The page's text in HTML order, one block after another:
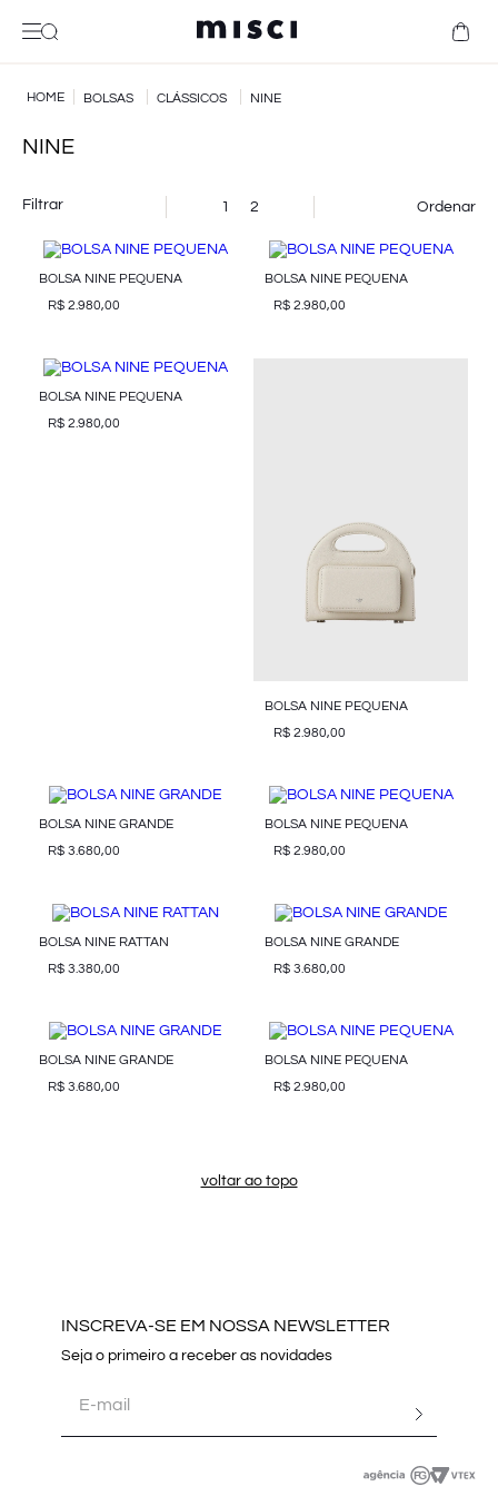
BOLSAS CLÁSSICOS NINE
NINE
Filtrar 1 2
BOLSA NINE PEQUENA
R$ 2.980,00
BOLSA NINE PEQUENA
R$ 2.980,00
BOLSA NINE PEQUENA
R$ 2.980,00
BOLSA NINE PEQUENA
R$ 2 980,00
BOLSA NINE GRANDE
R$ 3 680,00
BOLSA NINE PEQUENA
R$ 2 980,00
BOLSA NINE RATTAN
R$ 3 380,00
BOLSA NINE GRANDE
R$ 3 680,00
BOLSA NINE GRANDE
R$ 3 680,00
BOLSA NINE PEQUENA
R$ 2 980,00
voltar ao topo
INSCREVA-SE EM NOSSA NEWSLETTER